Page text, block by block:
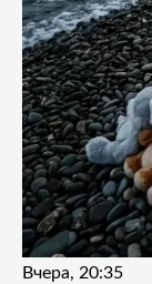
Вчера, 20:35